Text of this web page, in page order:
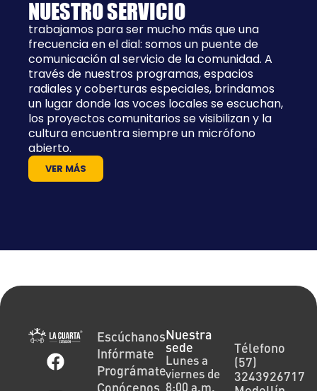
NUESTRO SERVICIO
trabajamos para ser mucho más que una
frecuencia en el dial: somos un puente de
comunicación al servicio de la comunidad. A
través de nuestros programas, espacios
radiales y coberturas especiales, brindamos
un lugar donde las voces locales se escuchan,
los proyectos comunitarios se visibilizan y la
cultura encuentra siempre un micrófono
abierto.
VER MÁS
Escúchanos
Infórmate
Prográmate
Conócenos
Nuestra
sede
Lunes a
viernes de
8:00 a.m.
Télefono
(57)
3243926717